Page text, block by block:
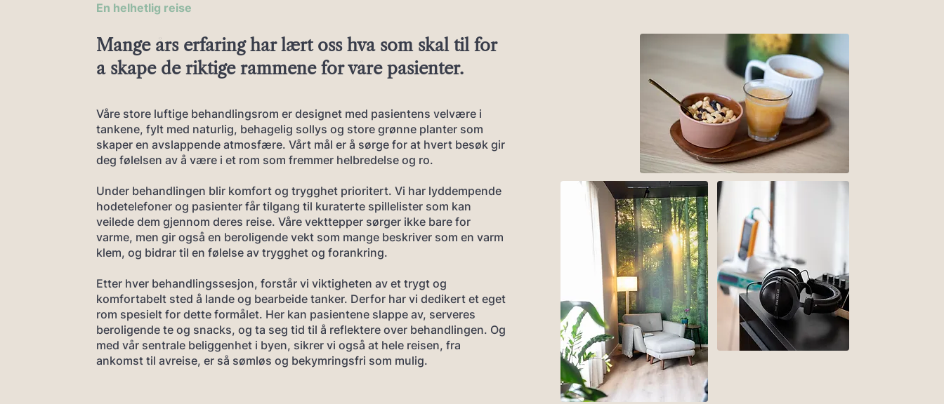
En helhetlig reise
Mange års erfaring har lært oss hva som skal til for
å skape de riktige rammene for våre pasienter.
Våre store luftige behandlingsrom er designet med pasientens velvære i
tankene, fylt med naturlig, behagelig sollys og store grønne planter som
skaper en avslappende atmosfære. Vårt mål er å sørge for at hvert besøk gir
deg følelsen av å være i et rom som fremmer helbredelse og ro.
Under behandlingen blir komfort og trygghet prioritert. Vi har lyddempende
hodetelefoner og pasienter får tilgang til kuraterte spillelister som kan
veilede dem gjennom deres reise. Våre vekttepper sørger ikke bare for
varme, men gir også en beroligende vekt som mange beskriver som en varm
klem, og bidrar til en følelse av trygghet og forankring.
Etter hver behandlingssesjon, forstår vi viktigheten av et trygt og
komfortabelt sted å lande og bearbeide tanker. Derfor har vi dedikert et eget
rom spesielt for dette formålet. Her kan pasientene slappe av, serveres
beroligende te og snacks, og ta seg tid til å reflektere over behandlingen. Og
med vår sentrale beliggenhet i byen, sikrer vi også at hele reisen, fra
ankomst til avreise, er så sømløs og bekymringsfri som mulig.